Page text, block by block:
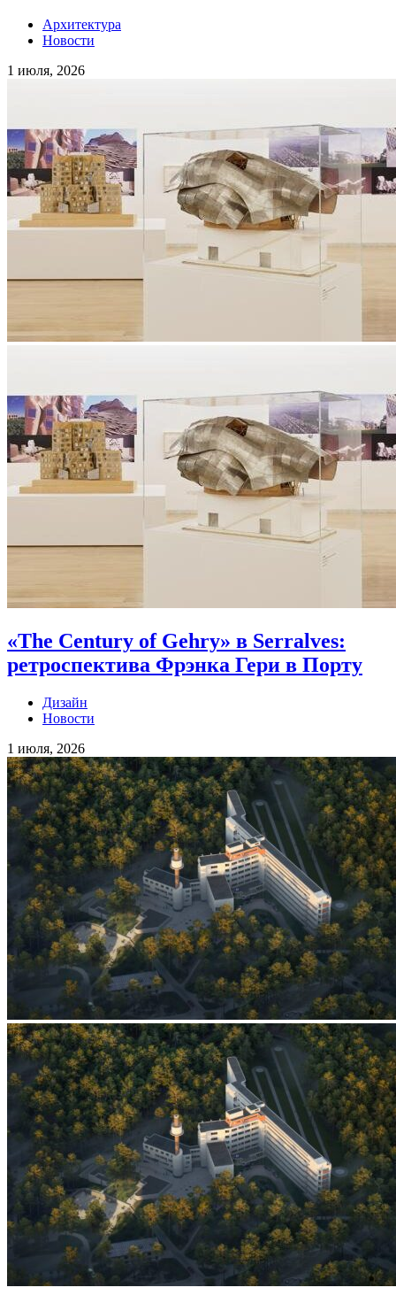
Архитектура
Новости
1 июля, 2026
«The Century of Gehry» в Serralves:
ретроспектива Фрэнка Гери в Порту
Дизайн
Новости
1 июля, 2026